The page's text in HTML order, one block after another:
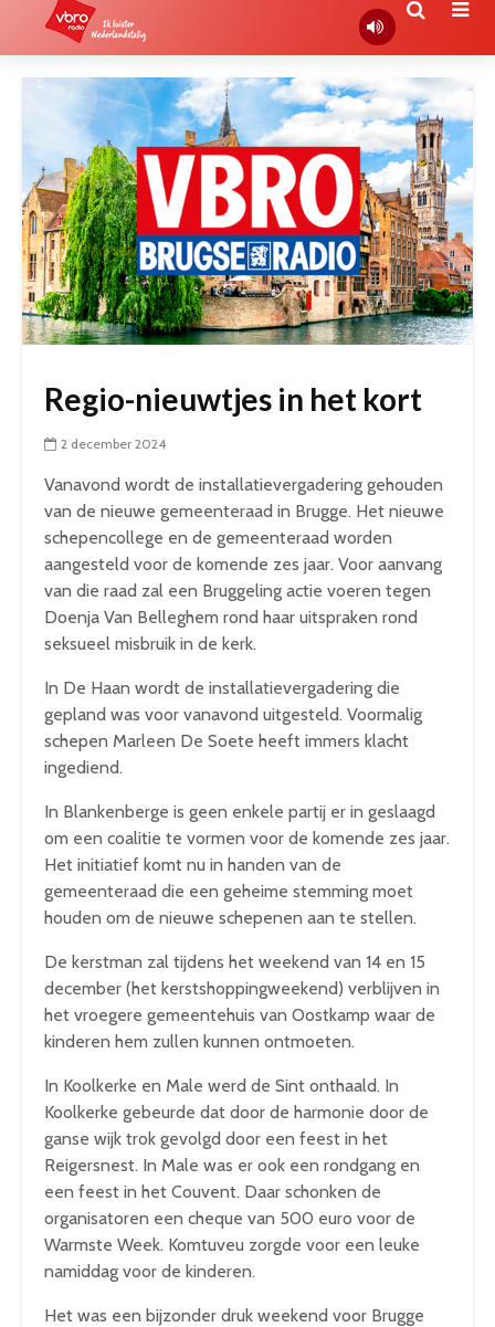
Regio-nieuwtjes in het kort
2 december 2024
Vanavond wordt de installatievergadering gehouden
van de nieuwe gemeenteraad in Brugge. Het nieuwe
schepencollege en de gemeenteraad worden
aangesteld voor de komende zes jaar. Voor aanvang
van die raad zal een Bruggeling actie voeren tegen
Doenja Van Belleghem rond haar uitspraken rond
seksueel misbruik in de kerk.
In De Haan wordt de installatievergadering die
gepland was voor vanavond uitgesteld. Voormalig
schepen Marleen De Soete heeft immers klacht
ingediend.
In Blankenberge is geen enkele partij er in geslaagd
om een coalitie te vormen voor de komende zes jaar.
Het initiatief komt nu in handen van de
gemeenteraad die een geheime stemming moet
houden om de nieuwe schepenen aan te stellen.
De kerstman zal tijdens het weekend van 14 en 15
december (het kerstshoppingweekend) verblijven in
het vroegere gemeentehuis van Oostkamp waar de
kinderen hem zullen kunnen ontmoeten.
In Koolkerke en Male werd de Sint onthaald. In
Koolkerke gebeurde dat door de harmonie door de
ganse wijk trok gevolgd door een feest in het
Reigersnest. In Male was er ook een rondgang en
een feest in het Couvent. Daar schonken de
organisatoren een cheque van 500 euro voor de
Warmste Week. Komtuveu zorgde voor een leuke
namiddag voor de kinderen.
Het was een bijzonder druk weekend voor Brugge